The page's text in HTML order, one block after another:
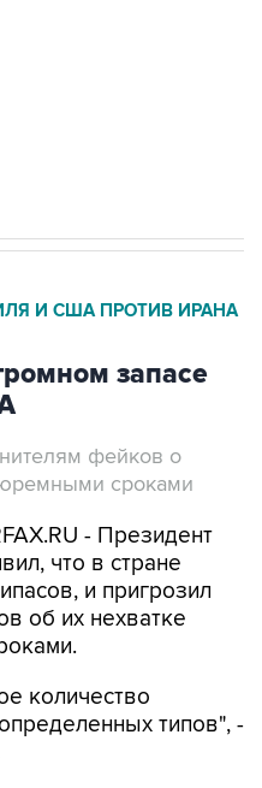
И США ПРОТИВ ИРАНА
запасе
фейков о
сроками
- Президент
что в стране
и пригрозил
об их нехватке
количество
типов", -